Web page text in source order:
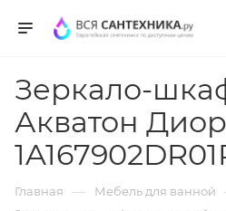
Зеркало-
Акватон
Главная — Мебель для ванной